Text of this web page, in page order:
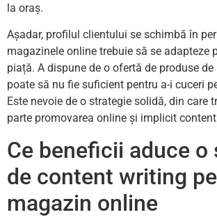
la oraș.
Așadar, profilul clientului se schimbă în
magazinele online trebuie să se adapteze
piață. A dispune de o ofertă de produse
poate să nu fie suficient pentru a-i cuceri
Este nevoie de o strategie solidă, din care
parte promovarea online și implicit
Ce beneficii aduce o
de content writing
magazin online